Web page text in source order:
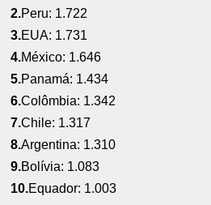
2.Peru: 1.722
3.EUA: 1.731
4.México: 1.646
5.Panamá: 1.434
6.Colômbia: 1.342
7.Chile: 1.317
8.Argentina: 1.310
9.Bolívia: 1.083
10.Equador: 1.003